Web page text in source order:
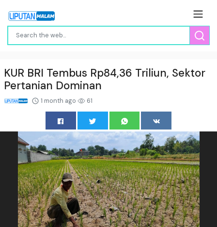
KUR BRI Tembus Rp84,36 Triliun, Sektor
Pertanian Dominan
1 month ago 61